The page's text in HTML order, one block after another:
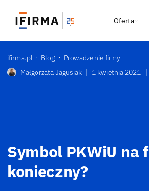
Oferta
ifirma.pl Blog
Prowadzenie firmy
Małgorzata Jagusiak | 1 kwietnia 2021 |
Symbol PKWiU na
konieczny?